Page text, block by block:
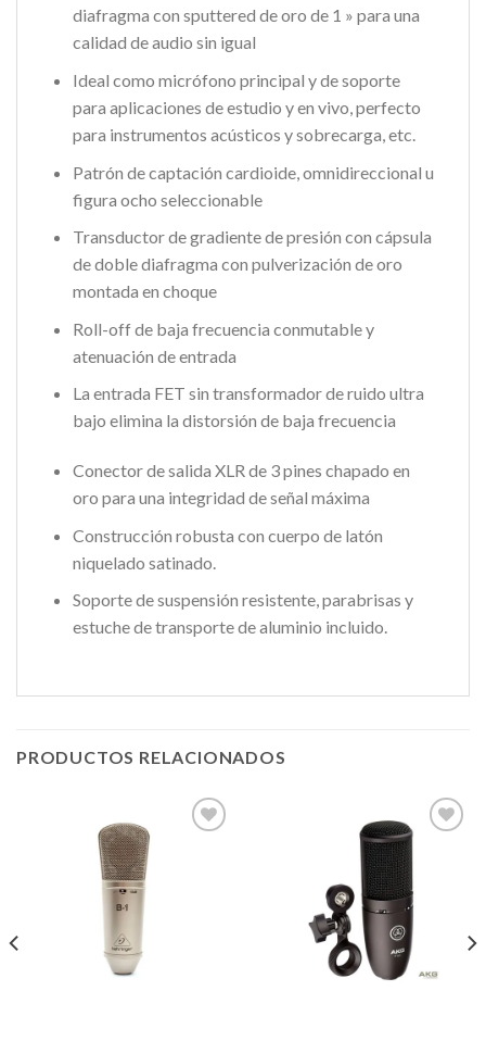
diafragma con sputtered de oro de 1 » para una
calidad de audio sin igual
Ideal como micrófono principal y de soporte
para aplicaciones de estudio y en vivo, perfecto
para instrumentos acústicos y sobrecarga, etc.
Patrón de captación cardioide, omnidireccional u
figura ocho seleccionable
Transductor de gradiente de presión con cápsula
de doble diafragma con pulverización de oro
montada en choque
Roll-off de baja frecuencia conmutable y
atenuación de entrada
La entrada FET sin transformador de ruido ultra
bajo elimina la distorsión de baja frecuencia
Conector de salida XLR de 3 pines chapado en
oro para una integridad de señal máxima
Construcción robusta con cuerpo de latón
niquelado satinado.
Soporte de suspensión resistente, parabrisas y
estuche de transporte de aluminio incluido.
PRODUCTOS RELACIONADOS